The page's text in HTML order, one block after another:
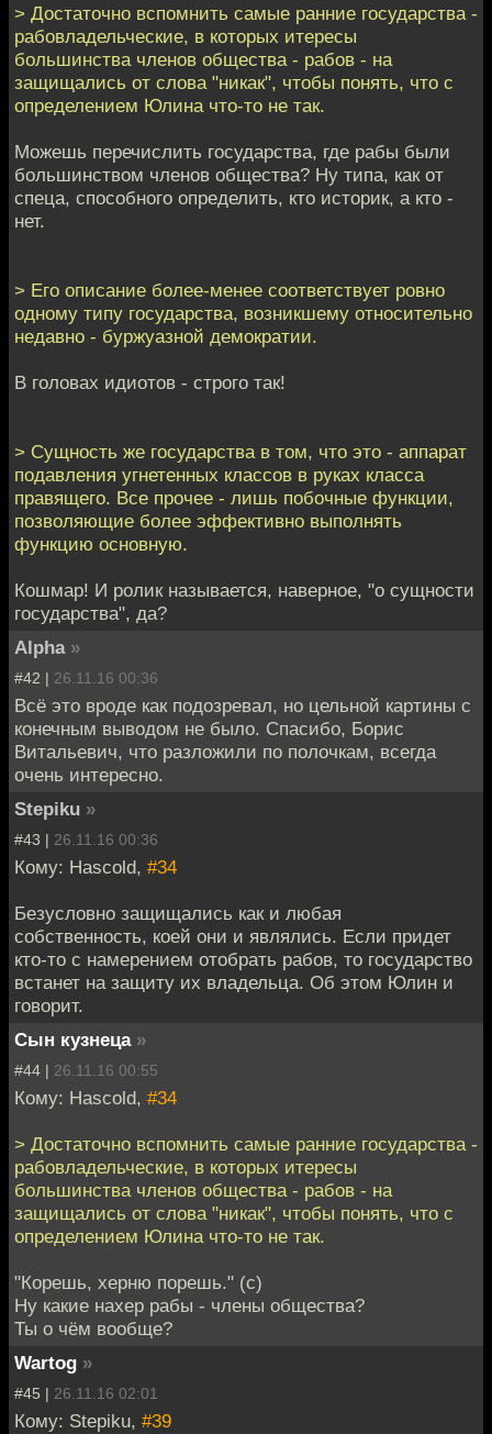
> Достаточно вспомнить самые ранние государства -
рабовладельческие, в которых итересы
большинства членов общества - рабов - на
защищались от слова "никак", чтобы понять, что с
определением Юлина что-то не так.
Можешь перечислить государства, где рабы были
большинством членов общества? Ну типа, как от
спеца, способного определить, кто историк, а кто -
нет.
> Его описание более-менее соответствует ровно
одному типу государства, возникшему относительно
недавно - буржуазной демократии.
В головах идиотов - строго так!
> Сущность же государства в том, что это - аппарат
подавления угнетенных классов в руках класса
правящего. Все прочее - лишь побочные функции,
позволяющие более эффективно выполнять
функцию основную.
Кошмар! И ролик называется, наверное, "о сущности
государства", да?
Alpha »
#42 | 26.11.16 00:36
Всё это вроде как подозревал, но цельной картины с
конечным выводом не было. Спасибо, Борис
Витальевич, что разложили по полочкам, всегда
очень интересно.
Stepiku »
#43 | 26.11.16 00:36
Кому: Hascold, #34
Безусловно защищались как и любая
собственность, коей они и являлись. Если придет
кто-то с намерением отобрать рабов, то государство
встанет на защиту их владельца. Об этом Юлин и
говорит.
Сын кузнеца »
#44 | 26.11.16 00:55
Кому: Hascold, #34
> Достаточно вспомнить самые ранние государства -
рабовладельческие, в которых итересы
большинства членов общества - рабов - на
защищались от слова "никак", чтобы понять, что с
определением Юлина что-то не так.
"Корешь, херню порешь." (с)
Ну какие нахер рабы - члены общества?
Ты о чём вообще?
Wartog »
#45 | 26.11.16 02:01
Кому: Stepiku, #39